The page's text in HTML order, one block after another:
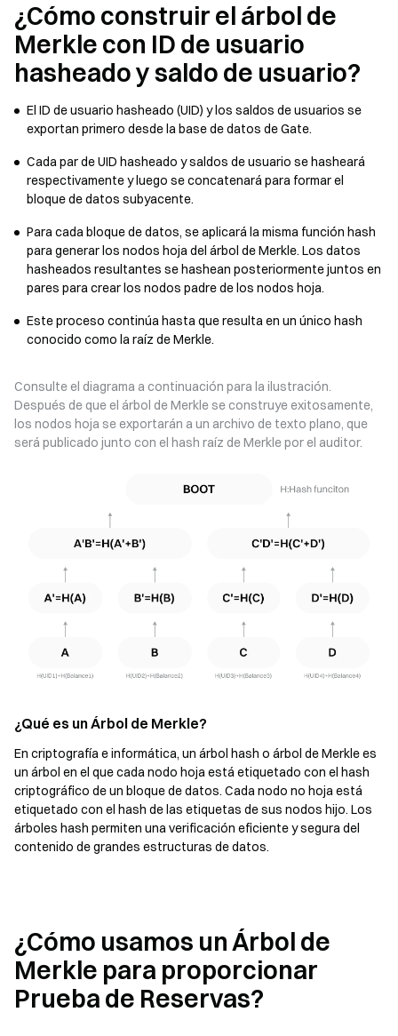
¿Cómo construir el árbol de
Merkle con ID de usuario
hasheado y saldo de usuario?
El ID de usuario hasheado (UID) y los saldos de usuarios se
exportan primero desde la base de datos de Gate.
Cada par de UID hasheado y saldos de usuario se hasheará
respectivamente y luego se concatenará para formar el
bloque de datos subyacente.
Para cada bloque de datos, se aplicará la misma función hash
para generar los nodos hoja del árbol de Merkle. Los datos
hasheados resultantes se hashean posteriormente juntos en
pares para crear los nodos padre de los nodos hoja.
Este proceso continúa hasta que resulta en un único hash
conocido como la raíz de Merkle.
Consulte el diagrama a continuación para la ilustración.
Después de que el árbol de Merkle se construye exitosamente,
los nodos hoja se exportarán a un archivo de texto plano, que
será publicado junto con el hash raíz de Merkle por el auditor.
¿Qué es un Árbol de Merkle?
En criptografía e informática, un árbol hash o árbol de Merkle es
un árbol en el que cada nodo hoja está etiquetado con el hash
criptográfico de un bloque de datos. Cada nodo no hoja está
etiquetado con el hash de las etiquetas de sus nodos hijo. Los
árboles hash permiten una verificación eficiente y segura del
contenido de grandes estructuras de datos.
¿Cómo usamos un Árbol de
Merkle para proporcionar
Prueba de Reservas?